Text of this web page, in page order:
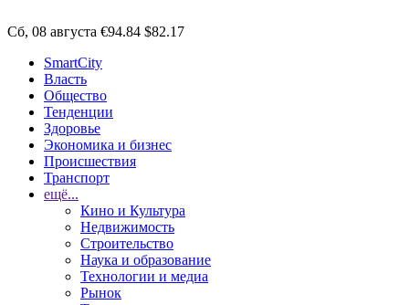
Сб, 08 августа €94.84 $82.17
SmartCity
Власть
Общество
Тенденции
Здоровье
Экономика и бизнес
Происшествия
Транспорт
ещё...
Кино и Культура
Недвижимость
Строительство
Наука и образование
Технологии и медиа
Рынок